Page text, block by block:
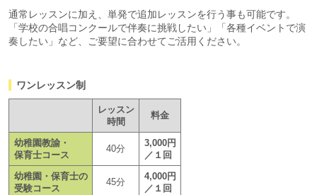
通常レッスンに加え、単発で追加レッスンを行う事も可能です。
「学校の合唱コンクールで伴奏に挑戦したい」「各種イベントで演
奏したい」など、ご要望に合わせてご活用ください。
ワンレッスン制
レッスン
時間
料金
幼稚園教諭・
保育士コース
40分
3,000円
／１回
幼稚園・保育士の
受験コース
45分
4,000円
／１回